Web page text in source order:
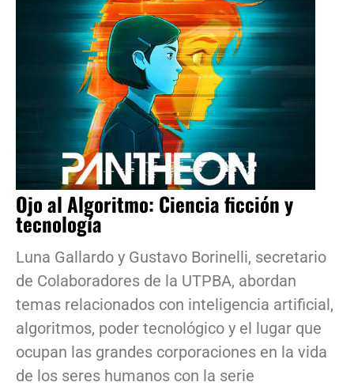
Ojo al Algoritmo: Ciencia ficción y
tecnología
Luna Gallardo y Gustavo Borinelli, secretario
de Colaboradores de la UTPBA, abordan
temas relacionados con inteligencia artificial,
algoritmos, poder tecnológico y el lugar que
ocupan las grandes corporaciones en la vida
de los seres humanos con la serie